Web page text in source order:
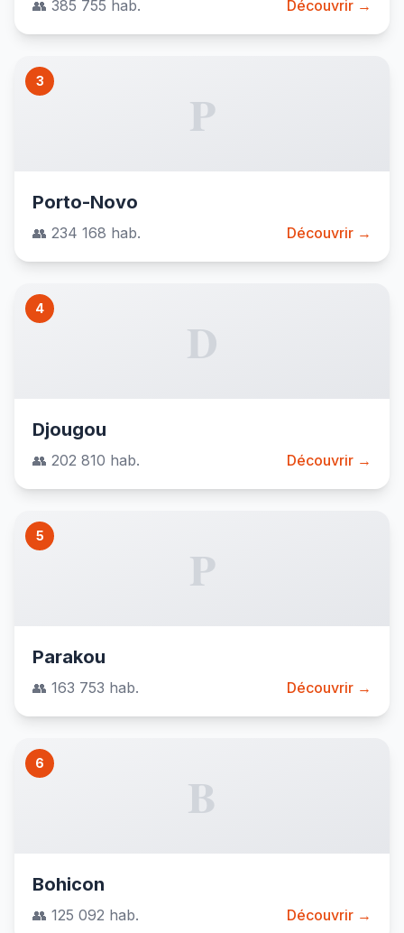
👥 385 755 hab. Découvrir →
3
P
Porto-Novo
👥 234 168 hab. Découvrir →
4
D
Djougou
👥 202 810 hab. Découvrir →
5
P
Parakou
👥 163 753 hab. Découvrir →
6
B
Bohicon
👥 125 092 hab. Découvrir →